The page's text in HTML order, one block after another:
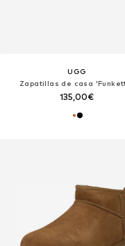
UGG
Zapatillas de casa
135,00€